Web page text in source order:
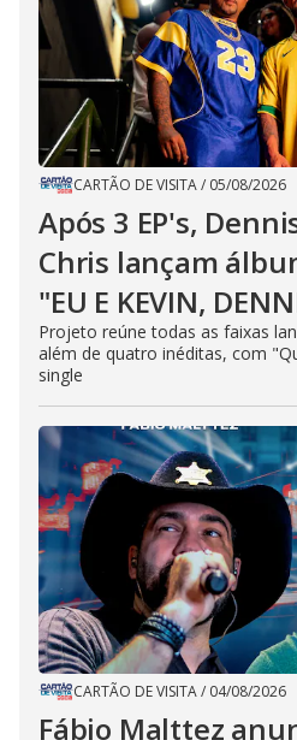
CARTÃO DE VISITA/ 05/08/2026
Após 3 EP's,
Chris lançam
"EU E KEVIN,
Projeto reúne todas as faixas
além de quatro inéditas, com
single
CARTÃO DE VISITA/ 04/08/2026
Fábio Malttez